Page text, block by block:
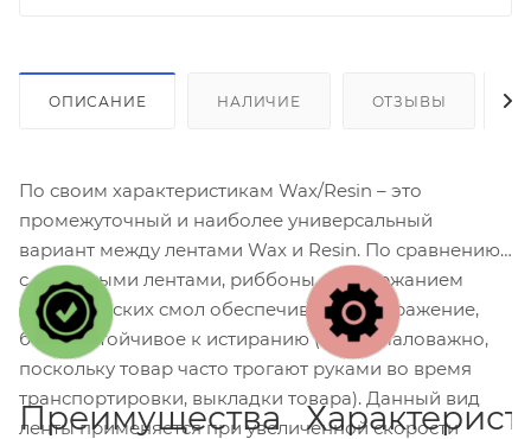
ОПИСАНИЕ НАЛИЧИЕ ОТЗЫВЫ
По своим характеристикам Wax/Resin – это
промежуточный и наиболее универсальный
вариант между лентами Wax и Resin. По сравнению
с восковыми лентами, риббоны с содержанием
синтетических смол обеспечивают изображение,
более устойчивое к истиранию (что немаловажно,
поскольку товар часто трогают руками во время
транспортировки, выкладки товара). Данный вид
ленты применяется при увеличенной скорости
Преимущества